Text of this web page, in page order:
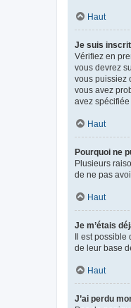
Haut
Je suis
Vérifiez en
vous devrez
vous puissiez
vous avez
avez
Haut
Pourquoi ne
Plusieurs
de ne pas
Haut
Je m’étais
Il est possible
de leur base
Haut
J’ai perdu